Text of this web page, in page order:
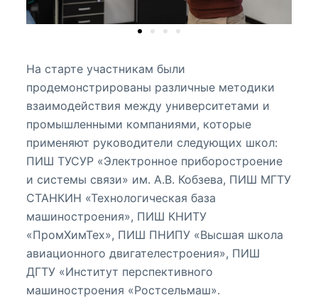
На старте участникам были
продемонстрированы различные методики
взаимодействия между университетами и
промышленными компаниями, которые
применяют руководители следующих школ:
ПИШ ТУСУР «Электронное приборостроение
и системы связи» им. А.В. Кобзева, ПИШ МГТУ
СТАНКИН «Технологическая база
машиностроения», ПИШ КНИТУ
«ПромХимТех», ПИШ ПНИПУ «Высшая школа
авиационного двигателестроения», ПИШ
ДГТУ «Институт перспективного
машиностроения «Ростсельмаш».